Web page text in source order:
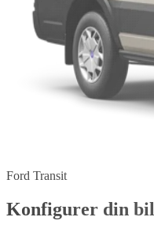
Ford Transit
Konfigurer din bil